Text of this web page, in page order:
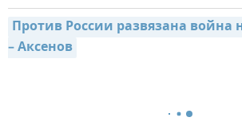
Против России развязана война
– Аксенов